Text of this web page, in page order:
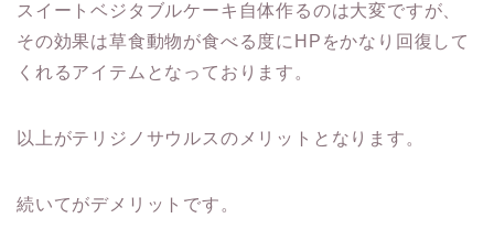
スイートベジタブルケーキ自体作るのは大変ですが、
その効果は草食動物が食べる度にHPをかなり回復して
くれるアイテムとなっております。
以上がテリジノサウルスのメリットとなります。
続いてがデメリットです。